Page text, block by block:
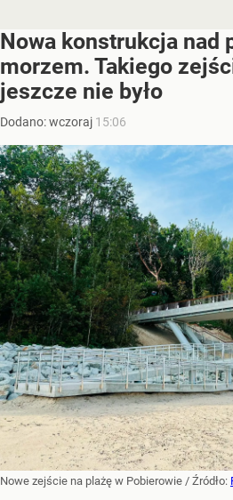
Nowa konstrukcja nad
morzem. Takiego
jeszcze nie było
Dodano:wczoraj 15:06
Nowe zejście na plażę w Pobierowie / Źródło: